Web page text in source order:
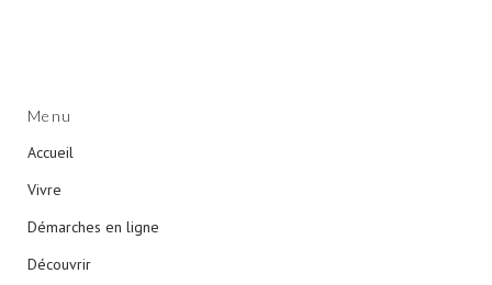
Menu
Accueil
Vivre
Démarches en ligne
Découvrir